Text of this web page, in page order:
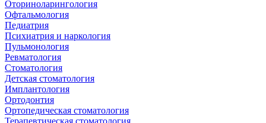
Оториноларингология
Офтальмология
Педиатрия
Психиатрия и наркология
Пульмонология
Ревматология
Стоматология
Детская стоматология
Имплантология
Ортодонтия
Ортопедическая стоматология
Терапевтическая стоматология